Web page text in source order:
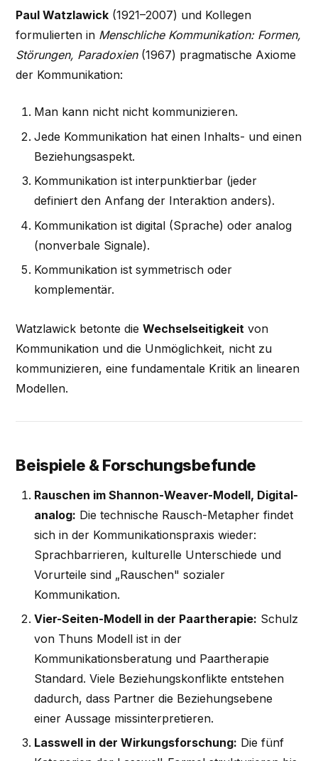
Paul Watzlawick (1921–2007) und Kollegen
formulierten in Menschliche Kommunikation: Formen,
Störungen, Paradoxien(1967) pragmatische Axiome
der Kommunikation:
Man kann nicht nicht kommunizieren.
Jede Kommunikation hat einen Inhalts- und einen
Beziehungsaspekt.
Kommunikation ist interpunktierbar (jeder
definiert den Anfang der Interaktion anders).
Kommunikation ist digital (Sprache) oder analog
(nonverbale Signale).
Kommunikation ist symmetrisch oder
komplementär.
Watzlawick betonte dieWechselseitigkeit von
Kommunikation und die Unmöglichkeit, nicht zu
kommunizieren, eine fundamentale Kritik an linearen
Modellen.
Beispiele & Forschungsbefunde
Rauschen im Shannon-Weaver-Modell, Digital-
analog: Die technische Rausch-Metapher findet
sich in der Kommunikationspraxis wieder:
Sprachbarrieren, kulturelle Unterschiede und
Vorurteile sind „Rauschen" sozialer
Kommunikation.
Vier-Seiten-Modell in der Paartherapie: Schulz
von Thuns Modell ist in der
Kommunikationsberatung und Paartherapie
Standard. Viele Beziehungskonflikte entstehen
dadurch, dass Partner die Beziehungsebene
einer Aussage missinterpretieren.
Lasswell in der Wirkungsforschung: Die fünf